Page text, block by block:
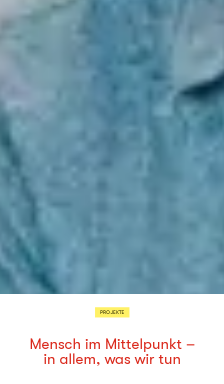
PROJEKTE
Mensch im Mittelpunkt –
in allem, was wir tun